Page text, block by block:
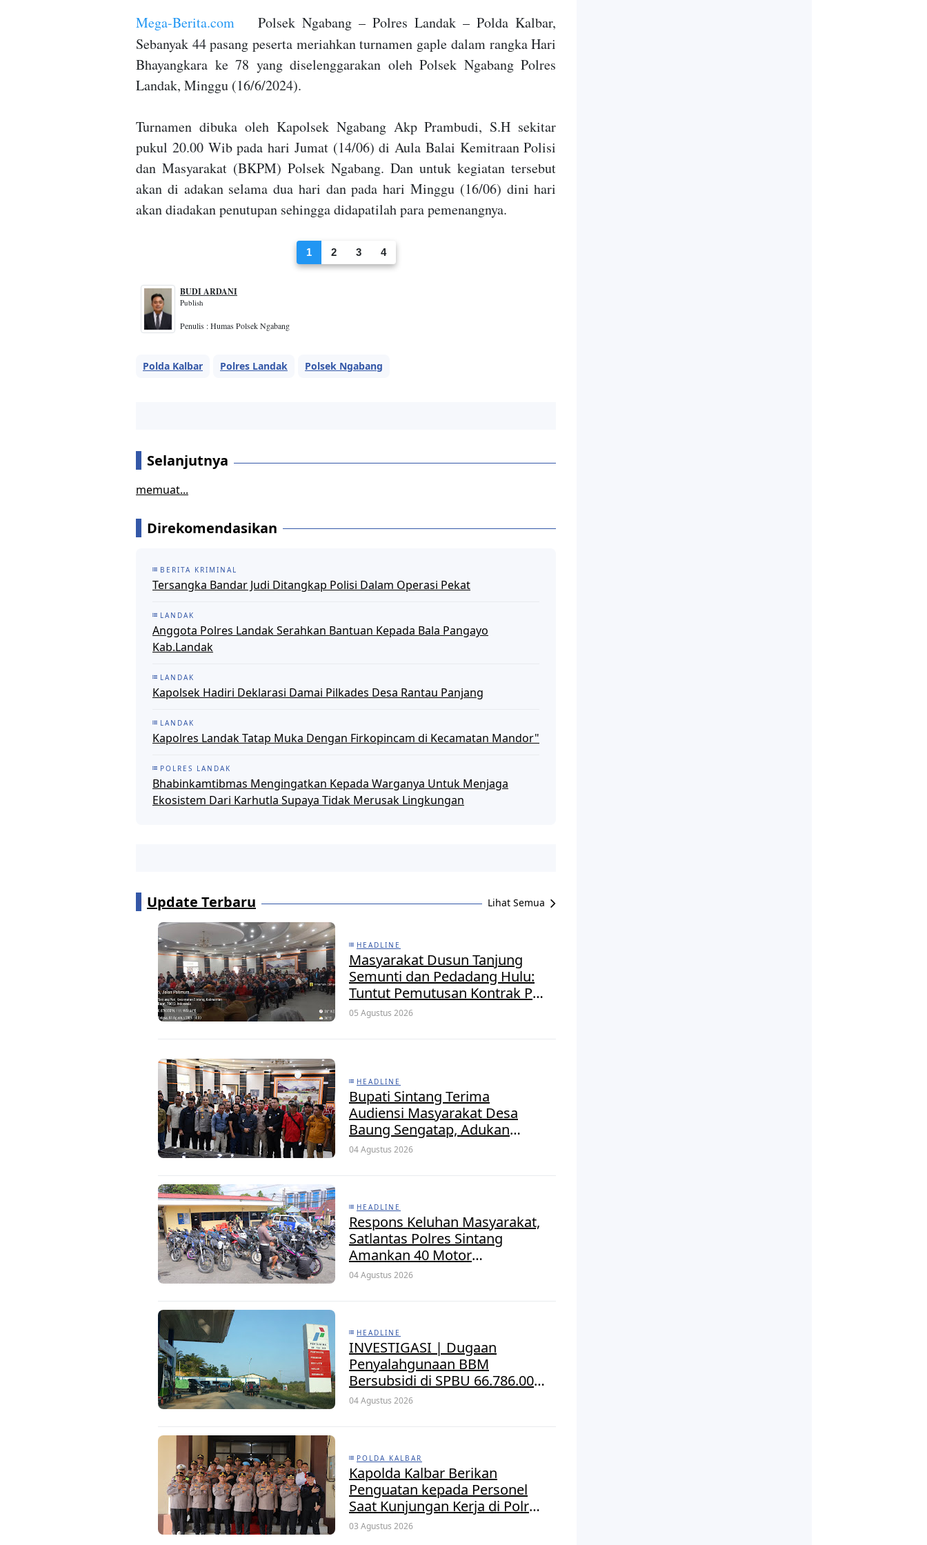
Mega-Berita.com Polsek Ngabang – Polres Landak – Polda Kalbar,
Sebanyak 44 pasang peserta meriahkan turnamen gaple dalam rangka Hari
Bhayangkara ke 78 yang diselenggarakan oleh Polsek Ngabang Polres
Landak, Minggu (16/6/2024).
Turnamen dibuka oleh Kapolsek Ngabang Akp Prambudi, S.H sekitar
pukul 20.00 Wib pada hari Jumat (14/06) di Aula Balai Kemitraan Polisi
dan Masyarakat (BKPM) Polsek Ngabang. Dan untuk kegiatan tersebut
akan di adakan selama dua hari dan pada hari Minggu (16/06) dini hari
akan diadakan penutupan sehingga didapatilah para pemenangnya.
1 2 3 4
BUDI ARDANI
Publish
Penulis : Humas Polsek Ngabang
Polda Kalbar Polres Landak Polsek Ngabang
Selanjutnya
memuat...
Direkomendasikan
BERITA KRIMINAL
Tersangka Bandar Judi Ditangkap Polisi Dalam Operasi Pekat
LANDAK
Anggota Polres Landak Serahkan Bantuan Kepada Bala Pangayo
Kab.Landak
LANDAK
Kapolsek Hadiri Deklarasi Damai Pilkades Desa Rantau Panjang
LANDAK
Kapolres Landak Tatap Muka Dengan Firkopincam di Kecamatan Mandor"
POLRES LANDAK
Bhabinkamtibmas Mengingatkan Kepada Warganya Untuk Menjaga
Ekosistem Dari Karhutla Supaya Tidak Merusak Lingkungan
Update Terbaru Lihat Semua
HEADLINE
Masyarakat Dusun Tanjung
Semunti dan Pedadang Hulu:
Tuntut Pemutusan Kontrak PT.
Satya Nusa Indah Perkasa
05 Agustus 2026
HEADLINE
Bupati Sintang Terima
Audiensi Masyarakat Desa
Baung Sengatap, Adukan
Masalah Dengan Investor
04 Agustus 2026
HEADLINE
Respons Keluhan Masyarakat,
Satlantas Polres Sintang
Amankan 40 Motor
Berknalpot Brong dalam
04 Agustus 2026
HEADLINE
INVESTIGASI | Dugaan
Penyalahgunaan BBM
Bersubsidi di SPBU 66.786.005
Senaning, APH Jangan Tutup
04 Agustus 2026
POLDA KALBAR
Kapolda Kalbar Berikan
Penguatan kepada Personel
Saat Kunjungan Kerja di Polres
Kayong Utara
03 Agustus 2026